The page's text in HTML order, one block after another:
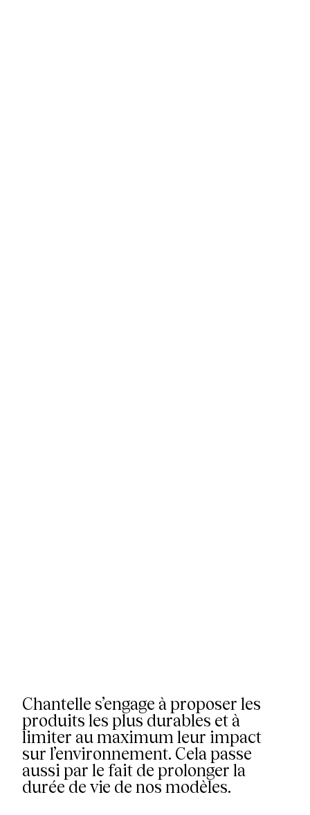
Chantelle s’engage à proposer les
produits les plus durables et à
limiter au maximum leur impact
sur l’environnement. Cela passe
aussi par le fait de prolonger la
durée de vie de nos modèles.